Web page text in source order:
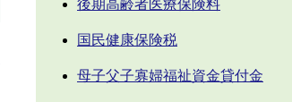
後期高齢者医療保険料
国民健康保険税
母子父子寡婦福祉資金貸付金